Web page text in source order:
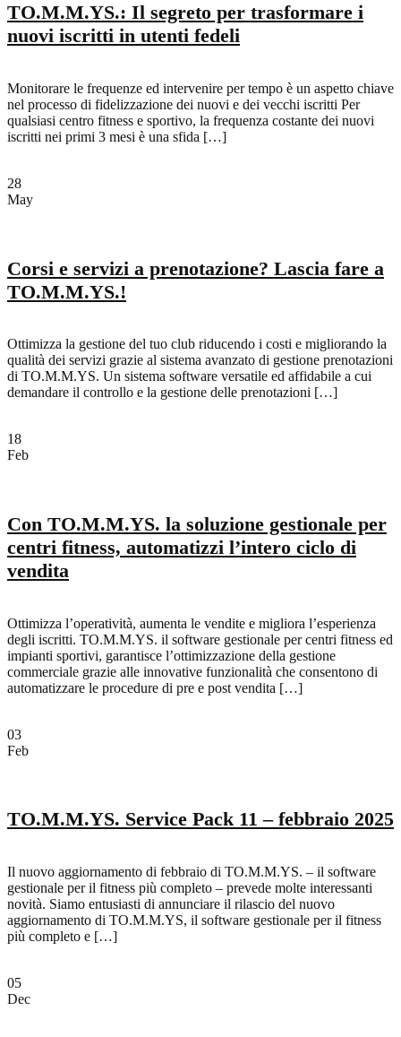
TO.M.M.YS.: Il segreto per trasformare i
nuovi iscritti in utenti fedeli
Monitorare le frequenze ed intervenire per tempo è un aspetto chiave
nel processo di fidelizzazione dei nuovi e dei vecchi iscritti Per
qualsiasi centro fitness e sportivo, la frequenza costante dei nuovi
iscritti nei primi 3 mesi è una sfida […]
28
May
Corsi e servizi a prenotazione? Lascia fare a
TO.M.M.YS.!
Ottimizza la gestione del tuo club riducendo i costi e migliorando la
qualità dei servizi grazie al sistema avanzato di gestione prenotazioni
di TO.M.M.YS. Un sistema software versatile ed affidabile a cui
demandare il controllo e la gestione delle prenotazioni […]
18
Feb
Con TO.M.M.YS. la soluzione gestionale per
centri fitness, automatizzi l’intero ciclo di
vendita
Ottimizza l’operatività, aumenta le vendite e migliora l’esperienza
degli iscritti. TO.M.M.YS. il software gestionale per centri fitness ed
impianti sportivi, garantisce l’ottimizzazione della gestione
commerciale grazie alle innovative funzionalità che consentono di
automatizzare le procedure di pre e post vendita […]
03
Feb
TO.M.M.YS. Service Pack 11 – febbraio 2025
Il nuovo aggiornamento di febbraio di TO.M.M.YS. – il software
gestionale per il fitness più completo – prevede molte interessanti
novità. Siamo entusiasti di annunciare il rilascio del nuovo
aggiornamento di TO.M.M.YS, il software gestionale per il fitness
più completo e […]
05
Dec